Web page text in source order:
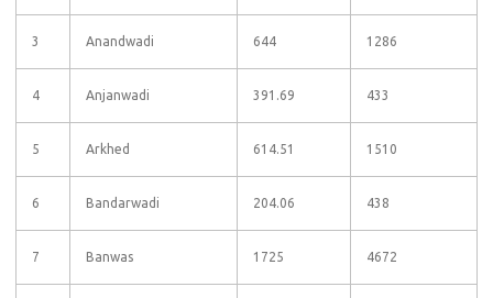
3 Anandwadi 644 1286
4 Anjanwadi 391.69 433
5 Arkhed 614.51 1510
6 Bandarwadi 204.06 438
7 Banwas 1725 4672